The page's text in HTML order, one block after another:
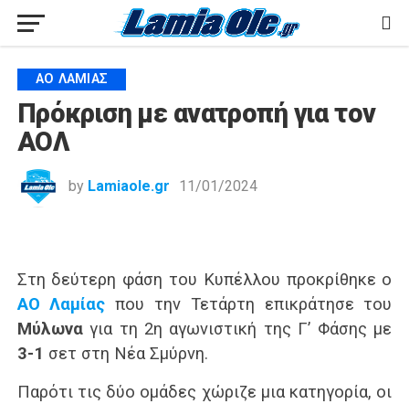
ΑΟ ΛΑΜΊΑΣ
Πρόκριση με ανατροπή για τον
ΑΟΛ
by Lamiaole.gr 11/01/2024
Στη δεύτερη φάση του Κυπέλλου προκρίθηκε ο
ΑΟ Λαμίας που την Τετάρτη επικράτησε του
Μύλωναγια τη 2η αγωνιστική της Γ’ Φάσης με
3-1 σετ στη Νέα Σμύρνη.
Παρότι τις δύο ομάδες χώριζε μια κατηγορία, οι